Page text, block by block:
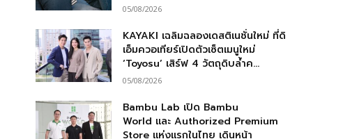
05/08/2026
KAYAKI เฉลิมฉลองเดสติเนชั่นใหม่ ที่ดิ
เอ็มควอเทียร์เปิดตัวเซ็ตเมนูใหม่
‘Toyosu’ เสิร์ฟ 4 วัตถุดิบล้ำค...
05/08/2026
Bambu Lab เปิด Bambu
World และ Authorized Premium
Store แห่งแรกในไทย เดินหน้า